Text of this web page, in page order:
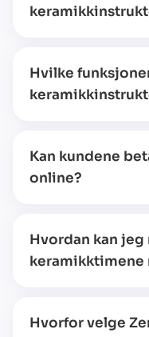
Hvilke
Kan kundene
online?
Hvordan kan
keramikktimene
Hvorfor velge